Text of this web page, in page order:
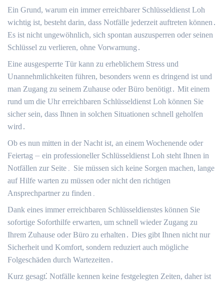
Ein Grund, warum ein immer erreichbarer Schlüsseldienst Loh
wichtig ist, besteht darin, dass Notfälle jederzeit auftreten können․
Es ist nicht ungewöhnlich, sich spontan auszusperren oder seinen
Schlüssel zu verlieren, ohne Vorwarnung․
Eine ausgesperrte Tür kann zu erheblichem Stress und
Unannehmlichkeiten führen, besonders wenn es dringend ist und
man Zugang zu seinem Zuhause oder Büro benötigt․ Mit einem
rund um die Uhr erreichbaren Schlüsseldienst Loh können Sie
sicher sein, dass Ihnen in solchen Situationen schnell geholfen
wird․
Ob es nun mitten in der Nacht ist, an einem Wochenende oder
Feiertag ⏤ ein professioneller Schlüsseldienst Loh steht Ihnen in
Notfällen zur Seite․ Sie müssen sich keine Sorgen machen, lange
auf Hilfe warten zu müssen oder nicht den richtigen
Ansprechpartner zu finden․
Dank eines immer erreichbaren Schlüsseldienstes können Sie
sofortige Soforthilfe erwarten, um schnell wieder Zugang zu
Ihrem Zuhause oder Büro zu erhalten․ Dies gibt Ihnen nicht nur
Sicherheit und Komfort, sondern reduziert auch mögliche
Folgeschäden durch Wartezeiten․
Kurz gesagt⁚ Notfälle kennen keine festgelegten Zeiten, daher ist